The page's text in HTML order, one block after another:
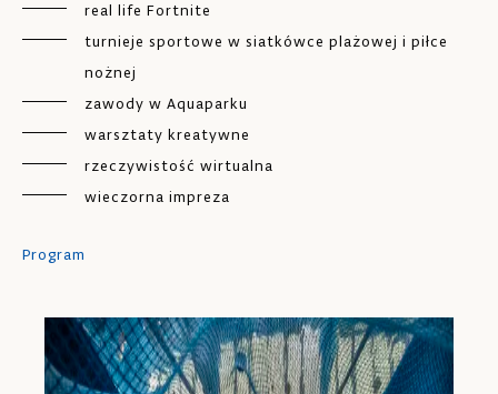
real life Fortnite
turnieje sportowe w siatkówce plażowej i piłce
nożnej
zawody w Aquaparku
warsztaty kreatywne
rzeczywistość wirtualna
wieczorna impreza
Program